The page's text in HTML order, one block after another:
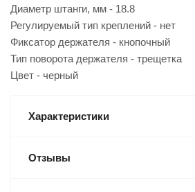
Диаметр штанги, мм - 18.8
Регулируемый тип креплений - нет
Фиксатор держателя - кнопочный
Тип поворота держателя - трещетка
Цвет - черный
Характеристики
Отзывы